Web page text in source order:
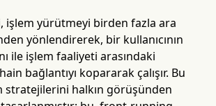
işlem yürütmeyi birden fazla ara
yönlendirerek, bir kullanıcının
ile işlem faaliyeti arasındaki
bağlantıyı kopararak çalışır. Bu
stratejilerini halkın görüşünden